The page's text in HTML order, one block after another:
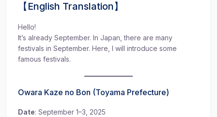
【English Translation】
Hello!
It’s already September. In Japan, there are many
festivals in September. Here, I will introduce some
famous festivals.
Owara Kaze no Bon (Toyama Prefecture)
Date: September 1–3, 2025